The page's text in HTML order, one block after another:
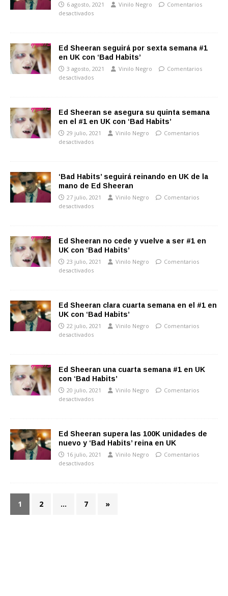
6 agosto, 2021 Vinilo Negro
Comentarios
desactivados
Ed Sheeran seguirá por sexta semana #1
en UK con ‘Bad Habits’
3 agosto, 2021 Vinilo Negro
Comentarios
desactivados
Ed Sheeran se asegura su quinta semana
en el #1 en UK con ‘Bad Habits’
29 julio, 2021 Vinilo Negro
Comentarios
desactivados
‘Bad Habits’ seguirá reinando en UK de la
mano de Ed Sheeran
27 julio, 2021 Vinilo Negro
Comentarios
desactivados
Ed Sheeran no cede y vuelve a ser #1 en
UK con ‘Bad Habits’
23 julio, 2021 Vinilo Negro
Comentarios
desactivados
Ed Sheeran clara cuarta semana en el #1 en
UK con ‘Bad Habits’
22 julio, 2021 Vinilo Negro
Comentarios
desactivados
Ed Sheeran una cuarta semana #1 en UK
con ‘Bad Habits’
20 julio, 2021 Vinilo Negro
Comentarios
desactivados
Ed Sheeran supera las 100K unidades de
nuevo y ‘Bad Habits’ reina en UK
16 julio, 2021 Vinilo Negro
Comentarios
desactivados
1 2 … 7 »